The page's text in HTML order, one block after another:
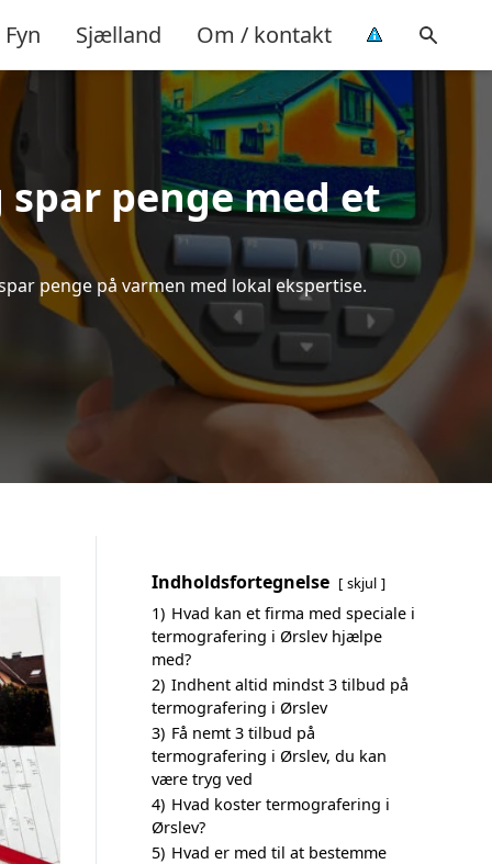
Fyn Sjælland Om / kontakt
penge med et
penge på varmen med lokal ekspertise.
Indholdsfortegnelse skjul
1) Hvad kan et firma med speciale i
termografering i Ørslev hjælpe
med?
2) Indhent altid mindst 3 tilbud på
termografering i Ørslev
3) Få nemt 3 tilbud på
termografering i Ørslev, du kan
være tryg ved
4) Hvad koster termografering i
Ørslev?
5) Hvad er med til at bestemme